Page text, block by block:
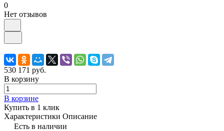
0
Нет отзывов
530 171 руб.
В корзину
В корзине
Купить в 1 клик
Характеристики Описание
Есть в наличии